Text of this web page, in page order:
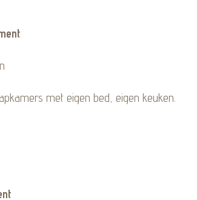
met eigen bed, eigen keuken.